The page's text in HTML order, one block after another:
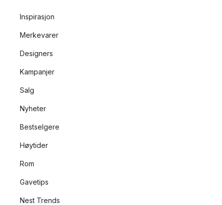
Inspirasjon
Merkevarer
Designers
Kampanjer
Salg
Nyheter
Bestselgere
Høytider
Rom
Gavetips
Nest Trends